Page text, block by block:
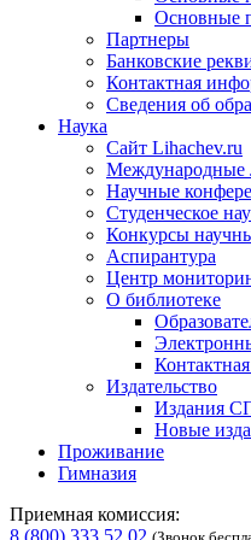
Основные
Партнеры
Банковские
Контактная
Сведения об
Наука
Сайт Lihachev.ru
Международные
Научные
Студенческое
Конкурсы
Аспирантура
Центр
О библиотеке
Издательство
Издания
Новые
Проживание
Гимназия
Приемная комиссия:
8 (800) 333 52 02